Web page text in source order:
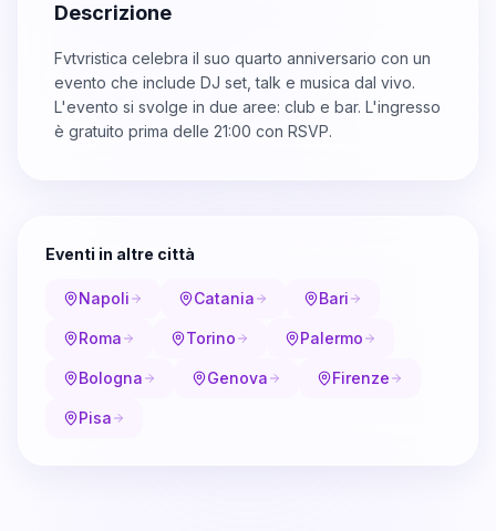
Descrizione
Fvtvristica celebra il suo quarto anniversario con un
evento che include DJ set, talk e musica dal vivo.
L'evento si svolge in due aree: club e bar. L'ingresso
è gratuito prima delle 21:00 con RSVP.
Eventi in altre città
Napoli Catania Bari
Roma Torino Palermo
Bologna Genova Firenze
Pisa